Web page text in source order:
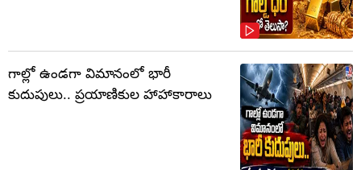
గాల్లో ఉండగా విమానంలో భారీ
కుదుపులు.. ప్రయాణికుల హాహాకారాలు